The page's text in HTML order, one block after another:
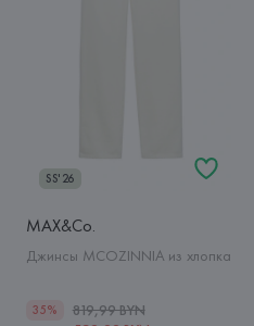
SS'26
MAX&Co.
Джинсы MCOZINNIA из хлопка
35%
819,99 BYN